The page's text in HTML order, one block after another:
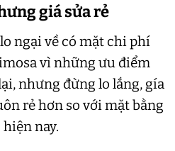
giá sửa rẻ
ngại về có mặt chi phí
vì những ưu điểm
nhưng đừng lo lắng, gía
rẻ hơn so với mặt bằng
nay.